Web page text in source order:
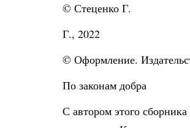
© Стеценко Г.
Г., 2022
© Оформление.
По законам добра
С автором этого